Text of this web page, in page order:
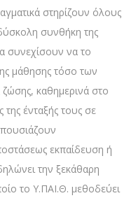
στηρίζουν όλους
συνθήκη της
συνεχίσουν να το
μάθησης τόσο των
καθημερινά στο
της ένταξής τους σε
εκπαίδευση ή
την ξεκάθαρη
το Υ.ΠΑΙ.Θ. μεθοδεύει